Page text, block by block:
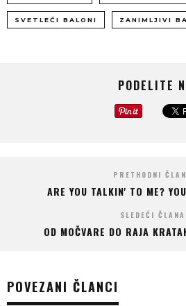
SVETLEĆI BALONI ZANIMLJIVI
PODELITE
PRETHODNI
ARE YOU TALKIN' TO ME?
SLEDEĆI
OD MOČVARE DO RAJA
POVEZANI ČLANCI